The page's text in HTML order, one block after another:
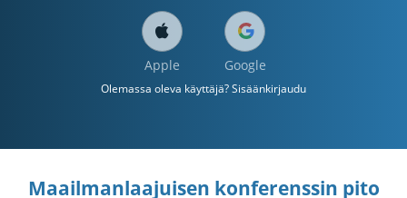
Apple Google
Olemassa oleva käyttäjä? Sisäänkirjaudu
Maailmanlaajuisen konferenssin pito